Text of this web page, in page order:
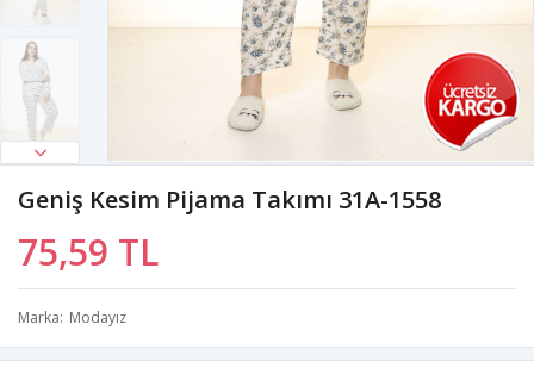
Geniş Kesim Pijama Takımı 31A-1558
75,59 TL
Marka Modayız